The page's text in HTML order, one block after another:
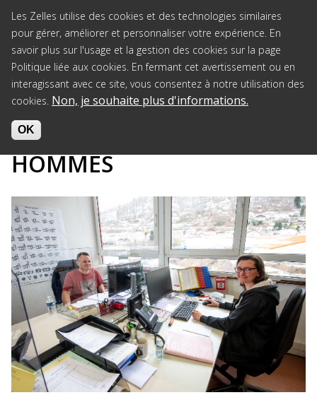
Les Zelles utilise des cookies et des technologies similaires
pour gérer, améliorer et personnaliser votre expérience. En
savoir plus sur l'usage et la gestion des cookies sur la page
Politique liée aux cookies. En fermant cet avertissement ou en
interagissant avec ce site, vous consentez à notre utilisation des
cookies. Non, je souhaite plus d'informations.
OK
Jump to navigation
Accueil > Societe >Egalité Femmes-Hommes
EGALITÉ FEMMES-
HOMMES
L
E
S
_
Z
E
L
L
E
S